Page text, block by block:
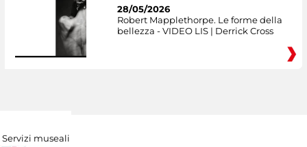
28/05/2026
Robert Mapplethorpe. Le forme della
bellezza - VIDEO LIS | Derrick Cross
Servizi museali